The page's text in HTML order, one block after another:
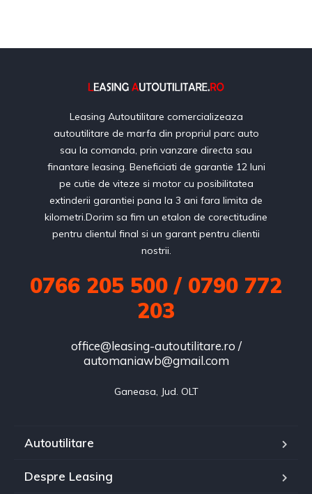
Leasing Autoutilitare comercializeaza
autoutilitare de marfa din propriul parc auto
sau la comanda, prin vanzare directa sau
finantare leasing. Beneficiati de garantie 12 luni
pe cutie de viteze si motor cu posibilitatea
extinderii garantiei pana la 3 ani fara limita de
kilometri.Dorim sa fim un etalon de corectitudine
pentru clientul final si un garant pentru clientii
nostrii.
0766 205 500 / 0790 772
203
office@leasing-autoutilitare.ro /
automaniawb@gmail.com
Ganeasa, Jud. OLT
Autoutilitare
Despre Leasing